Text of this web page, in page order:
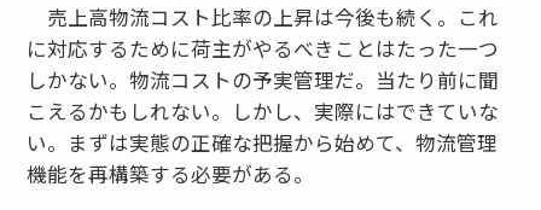
売上高物流コスト比率の上昇は今後も続く。これ
に対応するために荷主がやるべきことはたった一つ
しかない。物流コストの予実管理だ。当たり前に聞
こえるかもしれない。しかし、実際にはできていな
い。まずは実態の正確な把握から始めて、物流管理
機能を再構築する必要がある。